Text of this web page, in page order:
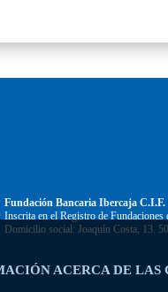
ACERCA DE
Fundación Bancaria Ibercaja C.I.F.
Inscrita en el Registro de
Domicilio social: Joaquín Costa, 13.